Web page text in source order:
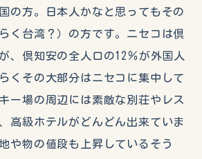
の方。日本人かなと思ってもその
く台湾？）の方です。ニセコは倶
、倶知安の全人口の12％が外国人
くその大部分はニセコに集中して
ー場の周辺には素敵な別荘やレス
高級ホテルがどんどん出来ていま
や物の値段も上昇しているそう